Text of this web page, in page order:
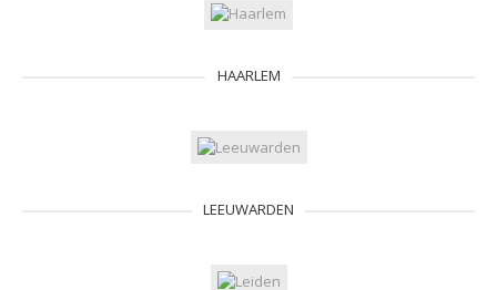
HAARLEM
LEEUWARDEN